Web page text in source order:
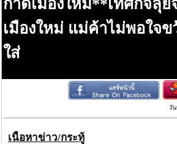
กาดเมืองใหม่**เทศกิจลุย
เมืองใหม่ แม่ค้าไม่พอใจข
ใส่
วัน
เนื้อหาข่าว/กระทู้